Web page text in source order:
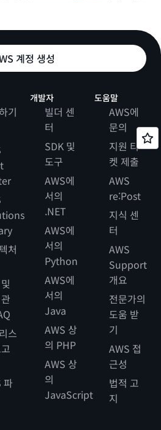
계정 생성
기
처
스
파
개발자
빌더 센
터
SDK 및
도구
AWS에
서의
.NET
AWS에
서의
Python
AWS에
서의
Java
AWS 상
의 PHP
AWS 상
의
JavaScript
도움말
AWS에
문의
지원 티
켓 제출
AWS
re:Post
지식 센
터
AWS
Support
개요
전문가의
도움 받
기
AWS 접
근성
법적 고
지